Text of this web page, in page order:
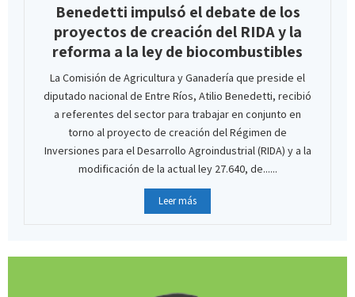
Benedetti impulsó el debate de los
proyectos de creación del RIDA y la
reforma a la ley de biocombustibles
La Comisión de Agricultura y Ganadería que preside el
diputado nacional de Entre Ríos, Atilio Benedetti, recibió
a referentes del sector para trabajar en conjunto en
torno al proyecto de creación del Régimen de
Inversiones para el Desarrollo Agroindustrial (RIDA) y a la
modificación de la actual ley 27.640, de......
Leer más